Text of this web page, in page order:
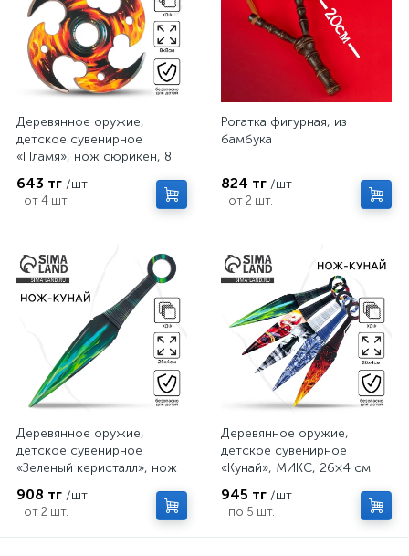
Деревянное оружие,
детское сувенирное
«Пламя», нож сюрикен, 8
643 тг /шт
от 4 шт.
Рогатка фигурная, из
бамбука
824 тг /шт
от 2 шт.
Деревянное оружие,
детское сувенирное
«Зеленый керисталл», нож
908 тг /шт
от 2 шт.
Деревянное оружие,
детское сувенирное
«Кунай», МИКС, 26×4 см
945 тг /шт
по 5 шт.